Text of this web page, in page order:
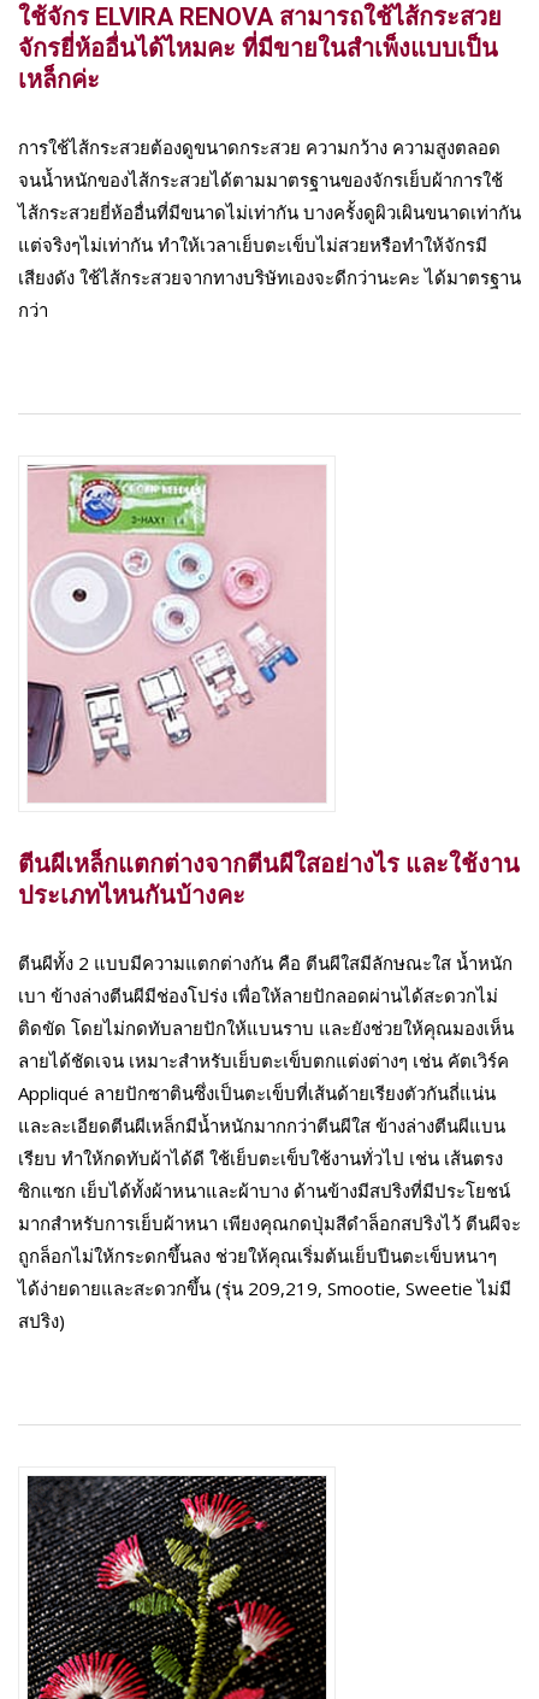
ใช้จักร ELVIRA RENOVA สามารถใช้ไส้กระสวย
จักรยี่ห้ออื่นได้ไหมคะ ที่มีขายในสำเพ็งแบบเป็น
เหล็กค่ะ
การใช้ไส้กระสวยต้องดูขนาดกระสวย ความกว้าง ความสูงตลอด
จนน้ำหนักของไส้กระสวยได้ตามมาตรฐานของจักรเย็บผ้าการใช้
ไส้กระสวยยี่ห้ออื่นที่มีขนาดไม่เท่ากัน บางครั้งดูผิวเผินขนาดเท่ากัน
แต่จริงๆไม่เท่ากัน ทำให้เวลาเย็บตะเข็บไม่สวยหรือทำให้จักรมี
เสียงดัง ใช้ไส้กระสวยจากทางบริษัทเองจะดีกว่านะคะ ได้มาตรฐาน
กว่า
ตีนผีเหล็กแตกต่างจากตีนผีใสอย่างไร และใช้งาน
ประเภทไหนกันบ้างคะ
ตีนผีทั้ง 2 แบบมีความแตกต่างกัน คือ ตีนผีใสมีลักษณะใส น้ำหนัก
เบา ข้างล่างตีนผีมีช่องโปร่ง เพื่อให้ลายปักลอดผ่านได้สะดวกไม่
ติดขัด โดยไม่กดทับลายปักให้แบนราบ และยังช่วยให้คุณมองเห็น
ลายได้ชัดเจน เหมาะสำหรับเย็บตะเข็บตกแต่งต่างๆ เช่น คัตเวิร์ค
Appliqué ลายปักซาตินซึ่งเป็นตะเข็บที่เส้นด้ายเรียงตัวกันถี่แน่น
และละเอียดตีนผีเหล็กมีน้ำหนักมากกว่าตีนผีใส ข้างล่างตีนผีแบน
เรียบ ทำให้กดทับผ้าได้ดี ใช้เย็บตะเข็บใช้งานทั่วไป เช่น เส้นตรง
ซิกแซก เย็บได้ทั้งผ้าหนาและผ้าบาง ด้านข้างมีสปริงที่มีประโยชน์
มากสำหรับการเย็บผ้าหนา เพียงคุณกดปุ่มสีดำล็อกสปริงไว้ ตีนผีจะ
ถูกล็อกไม่ให้กระดกขึ้นลง ช่วยให้คุณเริ่มต้นเย็บปีนตะเข็บหนาๆ
ได้ง่ายดายและสะดวกขึ้น (รุ่น 209,219, Smootie, Sweetie ไม่มี
สปริง)